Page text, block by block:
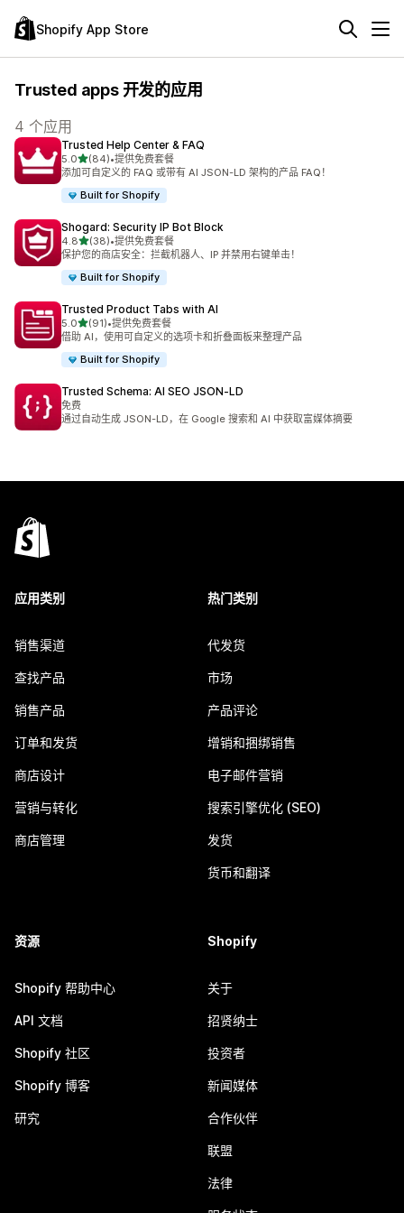
Shopify App Store
Trusted apps 开发的应用
4 个应用
Trusted Help Center & FAQ
5.0星（满分 5 星）
(84)
总共 84 条评论
•提供免费套餐
添加可自定义的 FAQ 或带有 AI JSON-LD 架构的产品 FAQ！
Built for Shopify
Shogard: Security IP Bot Block
4.8星（满分 5 星）
(38)
总共 38 条评论
•提供免费套餐
保护您的商店安全：拦截机器人、IP 并禁用右键单击！
Built for Shopify
Trusted Product Tabs with AI
5.0星（满分 5 星）
(91)
总共 91 条评论
•提供免费套餐
借助 AI，使用可自定义的选项卡和折叠面板来整理产品
Built for Shopify
Trusted Schema: AI SEO JSON‑LD
免费
通过自动生成 JSON-LD，在 Google 搜索和 AI 中获取富媒体摘要
应用类别
销售渠道
查找产品
销售产品
订单和发货
商店设计
营销与转化
商店管理
热门类别
代发货
市场
产品评论
增销和捆绑销售
电子邮件营销
搜索引擎优化 (SEO)
发货
货币和翻译
资源
Shopify 帮助中心
API 文档
Shopify 社区
Shopify 博客
研究
Shopify
关于
招贤纳士
投资者
新闻媒体
合作伙伴
联盟
法律